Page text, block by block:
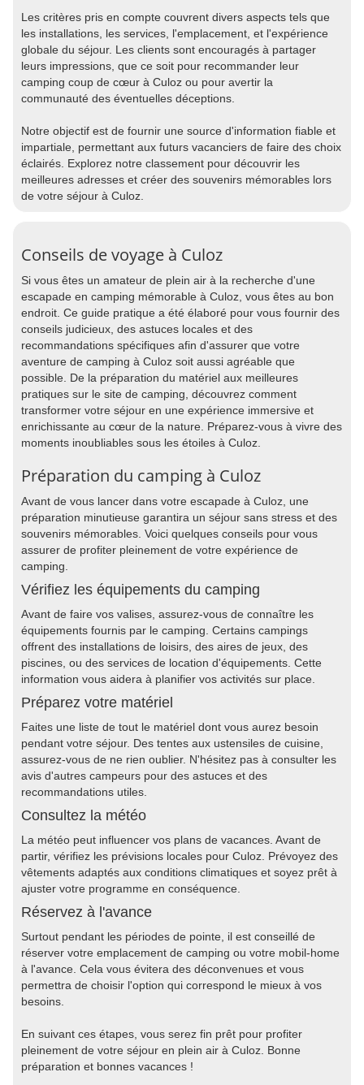
Les critères pris en compte couvrent divers aspects tels que
les installations, les services, l'emplacement, et l'expérience
globale du séjour. Les clients sont encouragés à partager
leurs impressions, que ce soit pour recommander leur
camping coup de cœur à Culoz ou pour avertir la
communauté des éventuelles déceptions.
Notre objectif est de fournir une source d'information fiable et
impartiale, permettant aux futurs vacanciers de faire des choix
éclairés. Explorez notre classement pour découvrir les
meilleures adresses et créer des souvenirs mémorables lors
de votre séjour à Culoz.
Conseils de voyage à Culoz
Si vous êtes un amateur de plein air à la recherche d'une
escapade en camping mémorable à Culoz, vous êtes au bon
endroit. Ce guide pratique a été élaboré pour vous fournir des
conseils judicieux, des astuces locales et des
recommandations spécifiques afin d'assurer que votre
aventure de camping à Culoz soit aussi agréable que
possible. De la préparation du matériel aux meilleures
pratiques sur le site de camping, découvrez comment
transformer votre séjour en une expérience immersive et
enrichissante au cœur de la nature. Préparez-vous à vivre des
moments inoubliables sous les étoiles à Culoz.
Préparation du camping à Culoz
Avant de vous lancer dans votre escapade à Culoz, une
préparation minutieuse garantira un séjour sans stress et des
souvenirs mémorables. Voici quelques conseils pour vous
assurer de profiter pleinement de votre expérience de
camping.
Vérifiez les équipements du camping
Avant de faire vos valises, assurez-vous de connaître les
équipements fournis par le camping. Certains campings
offrent des installations de loisirs, des aires de jeux, des
piscines, ou des services de location d'équipements. Cette
information vous aidera à planifier vos activités sur place.
Préparez votre matériel
Faites une liste de tout le matériel dont vous aurez besoin
pendant votre séjour. Des tentes aux ustensiles de cuisine,
assurez-vous de ne rien oublier. N'hésitez pas à consulter les
avis d'autres campeurs pour des astuces et des
recommandations utiles.
Consultez la météo
La météo peut influencer vos plans de vacances. Avant de
partir, vérifiez les prévisions locales pour Culoz. Prévoyez des
vêtements adaptés aux conditions climatiques et soyez prêt à
ajuster votre programme en conséquence.
Réservez à l'avance
Surtout pendant les périodes de pointe, il est conseillé de
réserver votre emplacement de camping ou votre mobil-home
à l'avance. Cela vous évitera des déconvenues et vous
permettra de choisir l'option qui correspond le mieux à vos
besoins.
En suivant ces étapes, vous serez fin prêt pour profiter
pleinement de votre séjour en plein air à Culoz. Bonne
préparation et bonnes vacances !